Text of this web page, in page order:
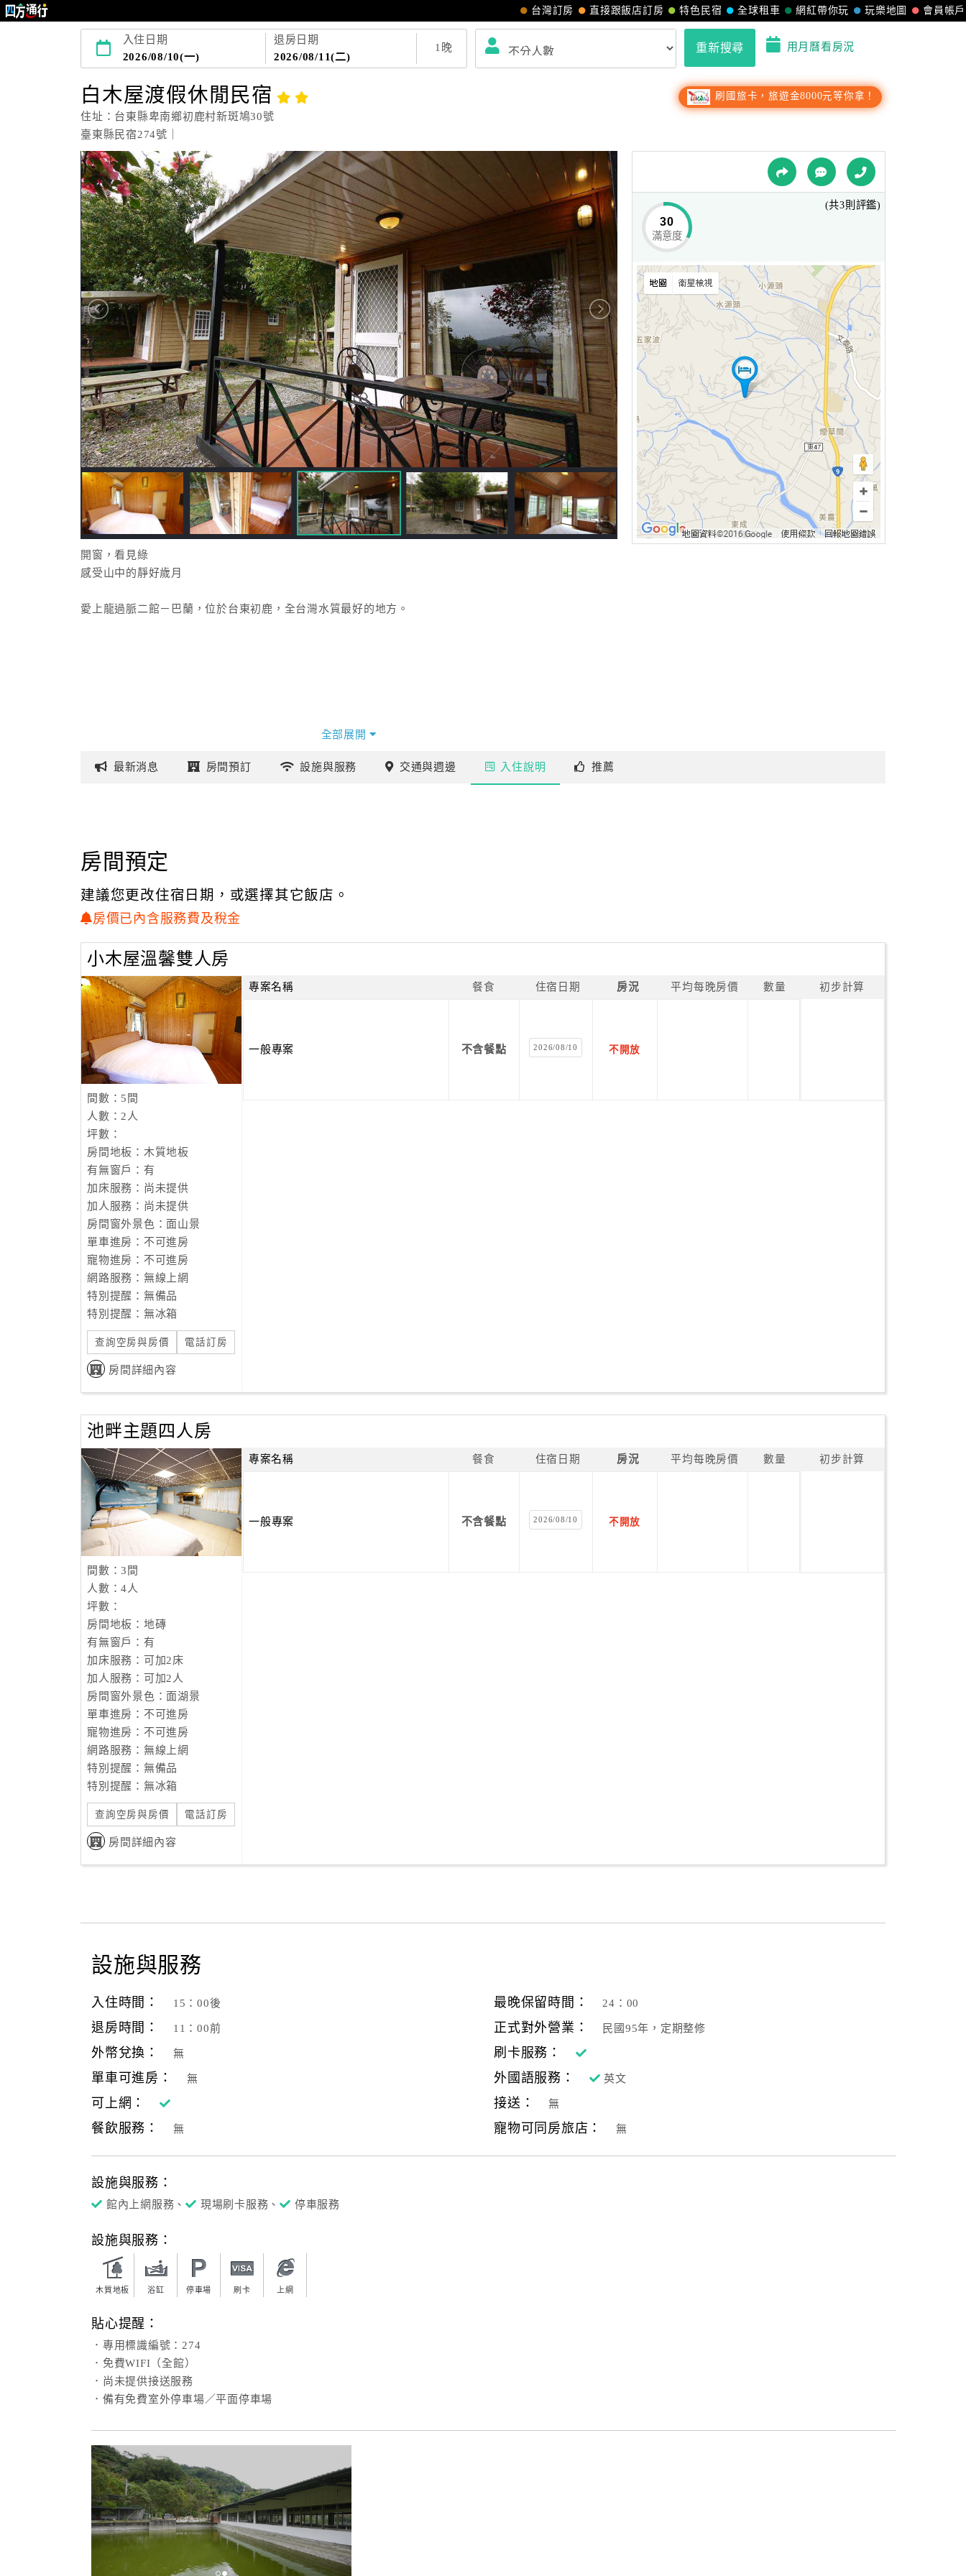
會員帳戶
玩樂地圖
網紅帶你玩
全球租車
特色民宿
直接跟飯店訂房
台灣訂房
入住日期
2026/08/10(一)
退房日期
2026/08/11(二)
1 晚 重新搜尋 用月曆看房況
白木屋渡假休閒民宿
住址：台東縣卑南鄉初鹿村新斑鳩30號
臺東縣民宿274號｜
刷國旅卡，旅遊金8000元等你拿！
開窗，看見綠
感受山中的靜好歲月
愛上龍過脈二館－巴蘭，位於台東初鹿，全台灣水質最好的地方。
全部展開
30
滿意度
(共3則評鑑)
最新消息 房間預訂 設施與服務 交通與週邊 入住說明 推薦
房間預定
建議您更改住宿日期，或選擇其它飯店。
房價已內含服務費及稅金
小木屋溫馨雙人房
間數：5間
人數：2人
坪數：
房間地板：木質地板
有無窗戶：有
加床服務：尚未提供
加人服務：尚未提供
房間窗外景色：面山景
單車進房：不可進房
寵物進房：不可進房
網路服務：無線上網
特別提醒：無備品
特別提醒：無冰箱
查詢空房與房價 電話訂房
房間詳細內容
專案名稱 餐食 住宿日期 房況 平均每晚房價 數量 初步計算
一般專案 不含餐點 2026/08/10 不開放
池畔主題四人房
間數：3間
人數：4人
坪數：
房間地板：地磚
有無窗戶：有
加床服務：可加2床
加人服務：可加2人
房間窗外景色：面湖景
單車進房：不可進房
寵物進房：不可進房
網路服務：無線上網
特別提醒：無備品
特別提醒：無冰箱
查詢空房與房價 電話訂房
房間詳細內容
專案名稱 餐食 住宿日期 房況 平均每晚房價 數量 初步計算
一般專案 不含餐點 2026/08/10 不開放
設施與服務
入住時間： 15：00後 最晚保留時間： 24：00
退房時間： 11：00前 正式對外營業： 民國95年，定期整修
外幣兌換： 無
刷卡服務：
單車可進房：
無 外國語服務： 英文
可上網： 接送： 無
餐飲服務： 無 寵物可同房旅店： 無
設施與服務：
館內上網服務、 現場刷卡服務、 停車服務
設施與服務：
木質地板 浴缸 停車場 刷卡 上網
貼心提醒：
．專用標識編號：274
．免費WIFI（全館）
．尚未提供接送服務
．備有免費室外停車場／平面停車場